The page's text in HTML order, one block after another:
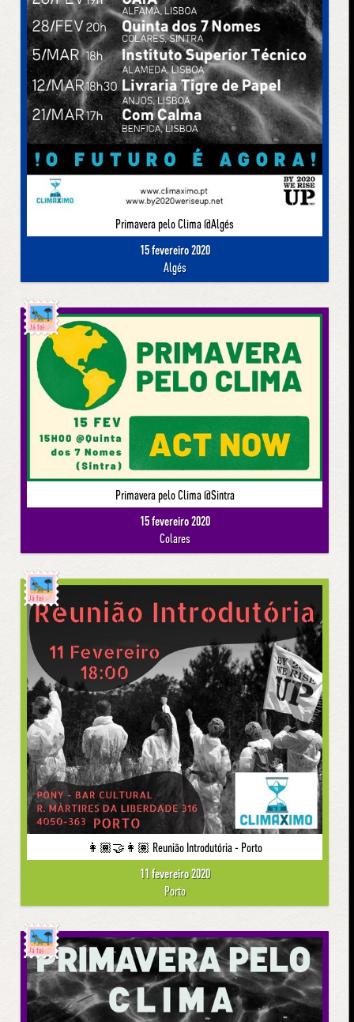
Primavera pelo Clima @Algés
15 fevereiro 2020
Algés
Já foi
Primavera pelo Clima @Sintra
15 fevereiro 2020
Colares
Já foi
👩🏾‍🤝‍👩🏽 Reunião Introdutória - Porto
11 fevereiro 2020
Porto
Já foi